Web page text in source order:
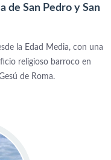
de San Pedro y San
la Edad Media, con una
religioso barroco en
de Roma.